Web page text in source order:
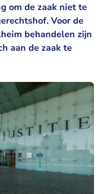
om de zaak niet te
Voor de
behandelen zijn
aan de zaak te